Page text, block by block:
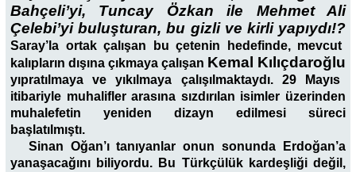
Bahçeli’yi, Tuncay Özkan ile Mehmet Ali
Çelebi’yi buluşturan, bu gizli ve kirli yapıydı!?
Saray’la ortak çalışan bu çetenin hedefinde, mevcut
kalıpların dışına çıkmaya çalışan Kemal Kılıçdaroğlu
yıpratılmaya ve yıkılmaya çalışılmaktaydı. 29 Mayıs
itibariyle muhalifler arasına sızdırılan isimler üzerinden
muhalefetin yeniden dizayn edilmesi süreci
başlatılmıştı.
Sinan Oğan’ı tanıyanlar onun sonunda Erdoğan’a
yanaşacağını biliyordu. Bu Türkçülük kardeşliği değil,